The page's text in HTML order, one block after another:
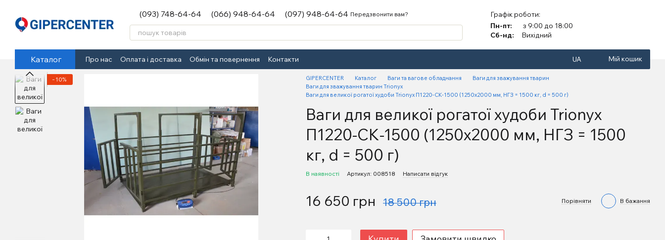
(093) 748-64-64 (066) 948-64-64 (097) 948-64-64 Передзвонити вам?
Графік роботи:
Пн-пт:
з 9:00 до 18:00
Сб-нд:
Вихідний
Каталог Про нас Оплата і доставка Обмін та повернення Контакти UA Мій кошик
−10% GIPERCENTER Каталог Ваги та вагове обладнання
Ваги для зважування тварин
Ваги для зважування тварин Trionyx
Ваги для великої рогатої худоби Trionyx П1220-СК-1500 (1250х2000 мм, НГЗ = 1500 кг, d = 500 г)
Ваги для великої рогатої худоби Trionyx
П1220-СК-1500 (1250х2000 мм, НГЗ = 1500
кг, d = 500 г)
В наявності Артикул: 008518 Написати відгук
16 650 грн 18 500 грн Порівняти В бажання